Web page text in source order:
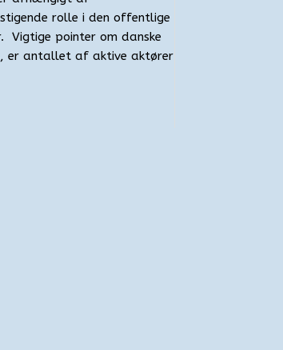
rolle i den offentlige
Vigtige pointer om danske
er antallet af aktive aktører